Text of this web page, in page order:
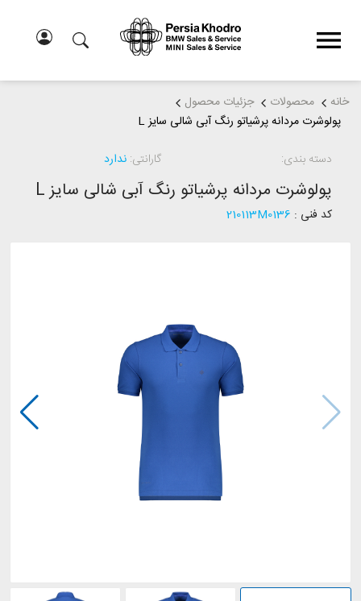
خانه محصولات
جزئیات محصول
پولوشرت مردانه پرشیاتو رنگ آبی شالی سایز L
دسته بندی:
گارانتی: ندارد
پولوشرت مردانه پرشیاتو رنگ آبی شالی سایز L
کد فنی : 210113M0136